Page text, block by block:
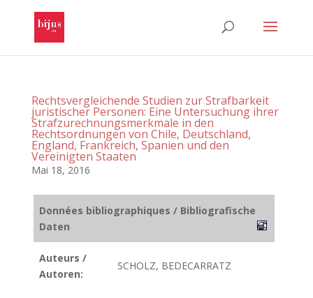
Rechtsvergleichende Studien zur Strafbarkeit
juristischer Personen: Eine Untersuchung ihrer
Strafzurechnungsmerkmale in den
Rechtsordnungen von Chile, Deutschland,
England, Frankreich, Spanien und den
Vereinigten Staaten
Mai 18, 2016
Données bibliographiques / Bibliografische
Daten
Auteurs /
Autoren:
SCHOLZ, BEDECARRATZ